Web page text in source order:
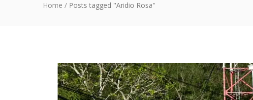
Home / Posts tagged "Aridio Rosa"